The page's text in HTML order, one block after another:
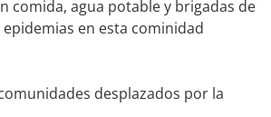
comida, agua potable y brigadas de
en esta cominidad
desplazados por la